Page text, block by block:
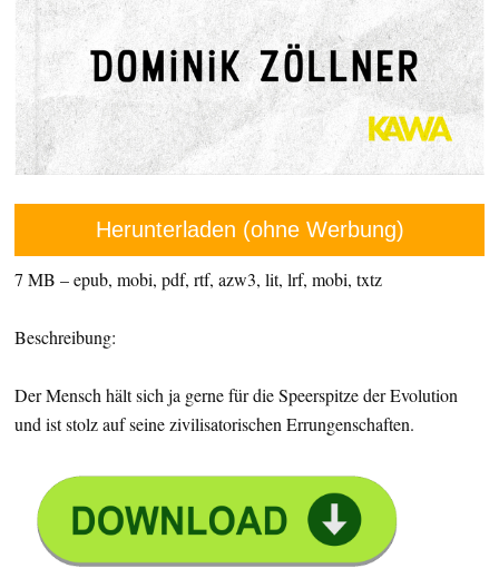
Herunterladen (ohne Werbung)
7 MB – epub, mobi, pdf, rtf, azw3, lit, lrf, mobi, txtz
Beschreibung:
Der Mensch hält sich ja gerne für die Speerspitze der Evolution
und ist stolz auf seine zivilisatorischen Errungenschaften.